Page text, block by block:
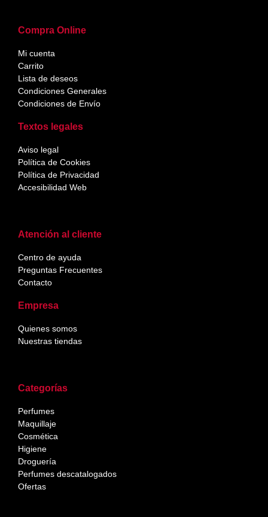
Categorías
Perfumes
Maquillaje
Cosmética
Higiene
Droguería
Perfumes descatalogados
Ofertas
Atención al cliente
Centro de ayuda
Preguntas Frecuentes
Contacto
Empresa
Quienes somos
Nuestras tiendas
Compra Online
Mi cuenta
Carrito
Lista de deseos
Condiciones Generales
Condiciones de Envío
Textos legales
Aviso legal
Política de Cookies
Política de Privacidad
Accesibilidad Web